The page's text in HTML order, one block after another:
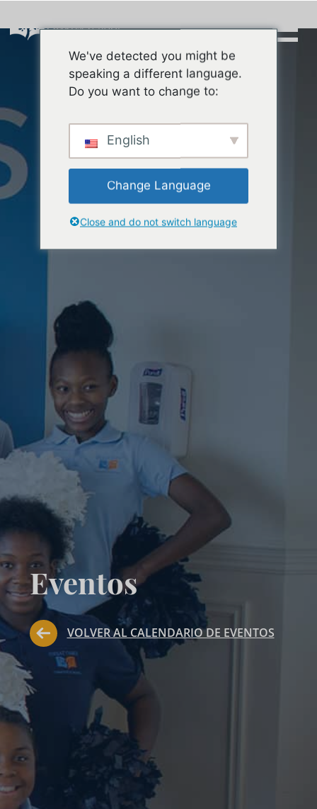
content
Eventos
VOLVER AL CALENDARIO DE EVENTOS
We've detected you might be
speaking a different language.
Do you want to change to:
English
Change Language
Close and do not switch language